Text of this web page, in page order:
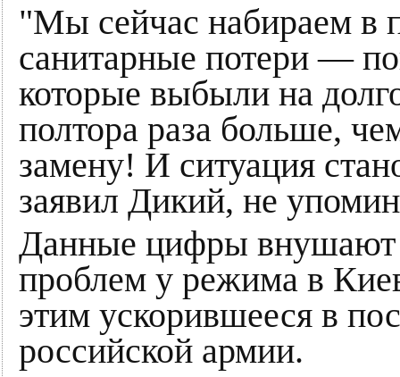
"Мы сейчас набираем в
санитарные потери —
которые выбыли на
полтора раза больше,
замену! И ситуация
заявил Дикий, не
Данные цифры внушают
проблем у режима в
этим ускорившееся в
российской армии.